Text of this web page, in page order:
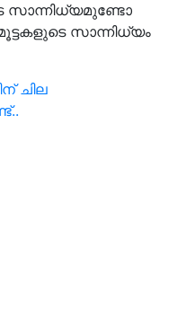
സാന്നിധ്യമുണ്ടോ
സാന്നിധ്യം
ചില